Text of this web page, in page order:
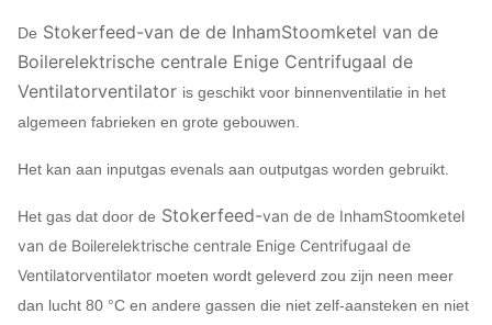
De Stokerfeed-van de de InhamStoomketel van de
Boilerelektrische centrale Enige Centrifugaal de
Ventilatorventilator is geschikt voor binnenventilatie in het
algemeen fabrieken en grote gebouwen.
Het kan aan inputgas evenals aan outputgas worden gebruikt.
Het gas dat door de Stokerfeed-van de de InhamStoomketel
van de Boilerelektrische centrale Enige Centrifugaal de
Ventilatorventilator moeten wordt geleverd zou zijn neen meer
dan lucht 80 °C en andere gassen die niet zelf-aansteken en niet